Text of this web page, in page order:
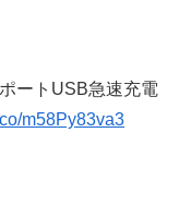
ートUSB急速充電
m58Py83va3